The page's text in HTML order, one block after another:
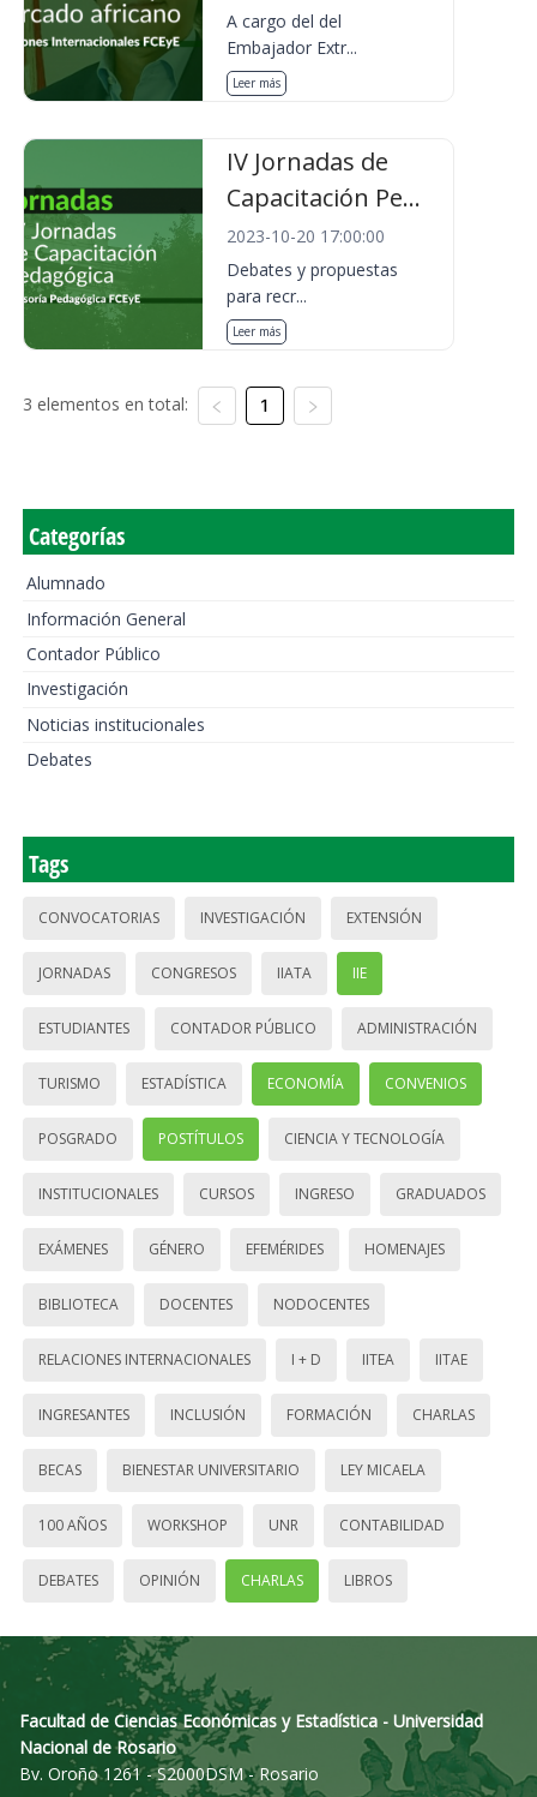
A cargo del del
Embajador Extr...
Leer más
IV Jornadas de
Capacitación Pe...
2023-10-20 17:00:00
Debates y propuestas
para recr...
Leer más
3 elementos en total: 1
Categorías
Alumnado
Información General
Contador Público
Investigación
Noticias institucionales
Debates
Tags
CONVOCATORIAS INVESTIGACIÓN EXTENSIÓN
JORNADAS CONGRESOS IIATA IIE
ESTUDIANTES CONTADOR PÚBLICO ADMINISTRACIÓN
TURISMO ESTADÍSTICA ECONOMÍA CONVENIOS
POSGRADO POSTÍTULOS CIENCIA Y TECNOLOGÍA
INSTITUCIONALES CURSOS INGRESO GRADUADOS
EXÁMENES GÉNERO EFEMÉRIDES HOMENAJES
BIBLIOTECA DOCENTES NODOCENTES
RELACIONES INTERNACIONALES I + D IITEA IITAE
INGRESANTES INCLUSIÓN FORMACIÓN CHARLAS
BECAS BIENESTAR UNIVERSITARIO LEY MICAELA
100 AÑOS WORKSHOP UNR CONTABILIDAD
DEBATES OPINIÓN CHARLAS LIBROS
Facultad de Ciencias Económicas y Estadística - Universidad
Nacional de Rosario
Bv. Oroño 1261 - S2000DSM - Rosario